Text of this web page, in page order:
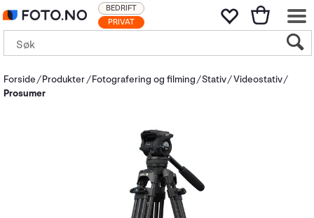
PRIVAT
BEDRIFT
Forside Produkter Fotografering og filming Stativ Videostativ
Prosumer